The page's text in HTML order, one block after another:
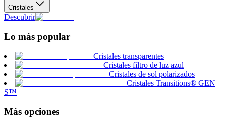
Cristales
Descubrir
Lo más popular
Cristales transparentes
Cristales filtro de luz azul
Cristales de sol polarizados
Cristales Transitions® GEN
S™
Más opciones